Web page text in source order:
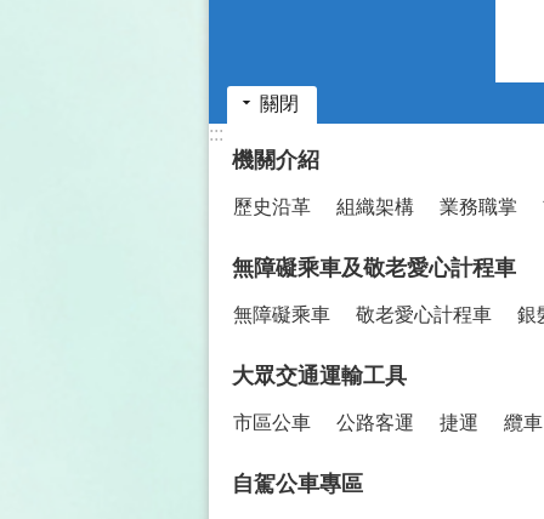
關閉
:::
機關介紹
歷史沿革 組織架構 業務職掌
無障礙乘車及敬老愛心計程車
無障礙乘車 敬老愛心計程車 銀
大眾交通運輸工具
市區公車 公路客運 捷運 纜車
自駕公車專區